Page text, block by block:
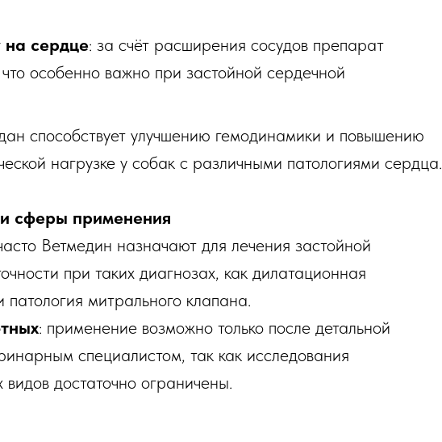
на сердце: за счёт расширения сосудов препарат
что особенно важно при застойной сердечной
способствует улучшению гемодинамики и повышению
нагрузке у собак с различными патологиями сердца.
сферы применения
Ветмедин назначают для лечения застойной
при таких диагнозах, как дилатационная
митрального клапана.
: применение возможно только после детальной
специалистом, так как исследования
видов достаточно ограничены.